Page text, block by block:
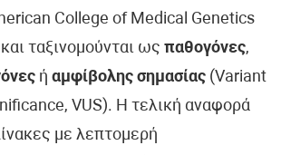
College of Medical Genetics
ταξινομούνται ωςπαθογόνες,
ήαμφίβολης σημασίας (Variant
VUS). Η τελική αναφορά
με λεπτομερή